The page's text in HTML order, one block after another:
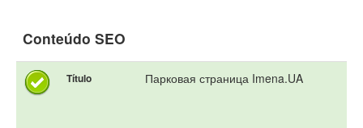
Conteúdo SEO
Título Парковая страница Imena.UA